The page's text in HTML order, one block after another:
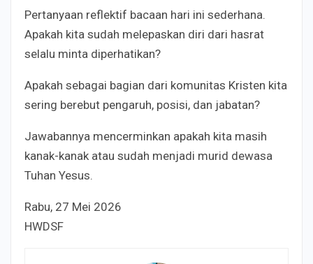
Pertanyaan reflektif bacaan hari ini sederhana.
Apakah kita sudah melepaskan diri dari hasrat
selalu minta diperhatikan?
Apakah sebagai bagian dari komunitas Kristen kita
sering berebut pengaruh, posisi, dan jabatan?
Jawabannya mencerminkan apakah kita masih
kanak-kanak atau sudah menjadi murid dewasa
Tuhan Yesus.
Rabu, 27 Mei 2026
HWDSF